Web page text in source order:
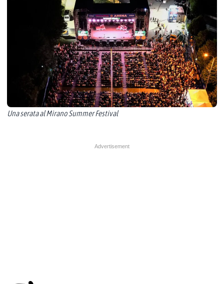
Una serata al Mirano Summer Festival